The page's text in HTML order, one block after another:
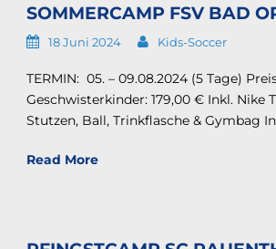
SOMMERCAMP FSV BAD
18 Juni 2024 Kids-Soccer
TERMIN: 05. – 09.08.2024 (5 Tage)
Geschwisterkinder: 179,00 € Inkl. Nike
Stutzen, Ball, Trinkflasche & Gymbag
Read More